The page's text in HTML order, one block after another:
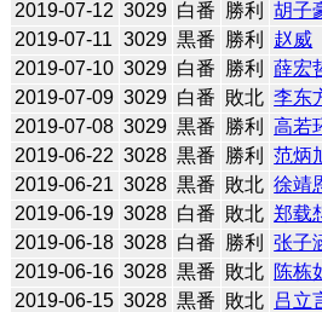
2019-07-12 3029 白番 勝利 胡子
2019-07-11 3029 黒番 勝利 赵威
2019-07-10 3029 白番 勝利 薛宏
2019-07-09 3029 白番 敗北 李东
2019-07-08 3029 黒番 勝利 高若
2019-06-22 3028 黒番 勝利 范炳
2019-06-21 3028 黒番 敗北 徐靖
2019-06-19 3028 白番 敗北 郑载
2019-06-18 3028 白番 勝利 张子
2019-06-16 3028 黒番 敗北 陈栋
2019-06-15 3028 黒番 敗北 吕立